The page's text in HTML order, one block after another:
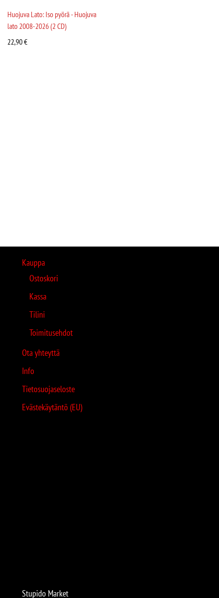
Huojuva Lato: Iso pyörä - Huojuva
lato 2008-2026 (2 CD)
22,90€
Kauppa
Ostoskori
Kassa
Tilini
Toimitusehdot
Ota yhteyttä
Info
Tietosuojaseloste
Evästekäytäntö (EU)
Stupido Market